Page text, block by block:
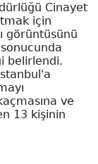
Cinayet
için
görüntüsünü
belirlendi.
ve
13 kişinin